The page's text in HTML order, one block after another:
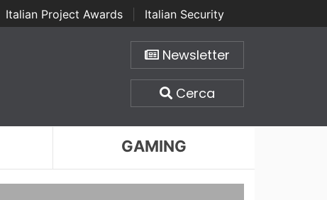
Italian Project Awards
Italian Security
Newsletter
Cerca
GAMING